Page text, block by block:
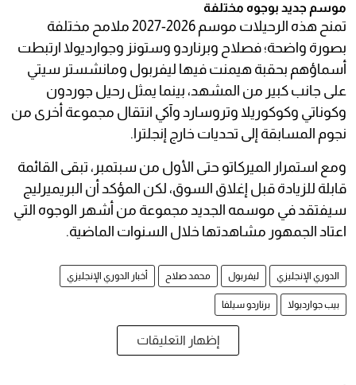
موسم جديد بوجوه مختلفة
تمنح هذه الرحيلات موسم 2026-2027 ملامح مختلفة
بصورة واضحة؛ فصلاح وبرناردو وستونز وجوارديولا ارتبطت
أسماؤهم بحقبة هيمنت فيها ليفربول ومانشستر سيتي
على جانب كبير من المشهد، بينما يمثل رحيل جوردون
وكوناتي وكوكوريلا وتروسارد وآكي انتقال مجموعة أخرى من
نجوم المسابقة إلى تحديات خارج إنجلترا.
ومع استمرار الميركاتو حتى الأول من سبتمبر، تبقى القائمة
قابلة للزيادة قبل إغلاق السوق، لكن المؤكد أن البريميرليج
سيفتقد في موسمه الجديد مجموعة من أشهر الوجوه التي
اعتاد الجمهور مشاهدتها خلال السنوات الماضية.
الدوري الإنجليزي ليفربول محمد صلاح أخبار الدوري الإنجليزي
بيب جوارديولا برناردو سيلفا
إظهار التعليقات